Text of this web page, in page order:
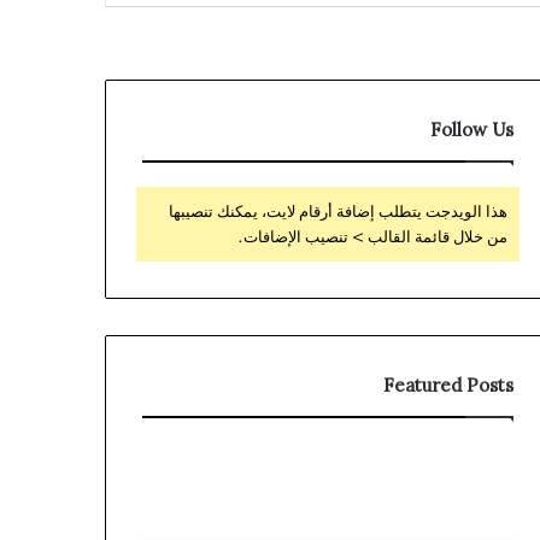
Follow Us
هذا الويدجت يتطلب إضافة أرقام لايت، يمكنك تنصيبها
من خلال قائمة القالب > تنصيب الإضافات.
Featured Posts